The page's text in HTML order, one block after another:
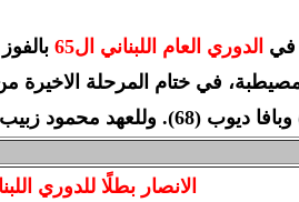
في الدوري العام اللبناني ال65
في ختام المرحلة الاخيرة
الانصار بطلًا للدوري اللبناني